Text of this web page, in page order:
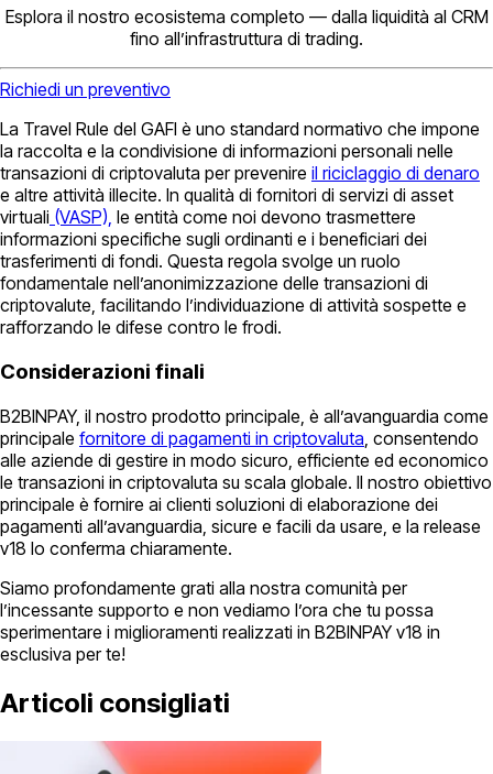
Esplora il nostro ecosistema completo — dalla liquidità al CRM
fino all’infrastruttura di trading.
Richiedi un preventivo
La Travel Rule del GAFI è uno standard normativo che impone
la raccolta e la condivisione di informazioni personali nelle
transazioni di criptovaluta per prevenire il riciclaggio di denaro
e altre attività illecite. In qualità di fornitori di servizi di asset
virtuali (VASP), le entità come noi devono trasmettere
informazioni specifiche sugli ordinanti e i beneficiari dei
trasferimenti di fondi. Questa regola svolge un ruolo
fondamentale nell’anonimizzazione delle transazioni di
criptovalute, facilitando l’individuazione di attività sospette e
rafforzando le difese contro le frodi.
Considerazioni finali
B2BINPAY, il nostro prodotto principale, è all’avanguardia come
principale fornitore di pagamenti in criptovaluta , consentendo
alle aziende di gestire in modo sicuro, efficiente ed economico
le transazioni in criptovaluta su scala globale. Il nostro obiettivo
principale è fornire ai clienti soluzioni di elaborazione dei
pagamenti all’avanguardia, sicure e facili da usare, e la release
v18 lo conferma chiaramente.
Siamo profondamente grati alla nostra comunità per
l’incessante supporto e non vediamo l’ora che tu possa
sperimentare i miglioramenti realizzati in B2BINPAY v18 in
esclusiva per te!
Articoli consigliati